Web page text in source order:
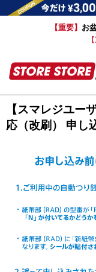
【重要】 お
【スマレジユー
応（改刷） 申し